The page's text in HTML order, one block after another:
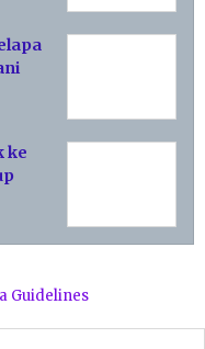
ke
Guidelines